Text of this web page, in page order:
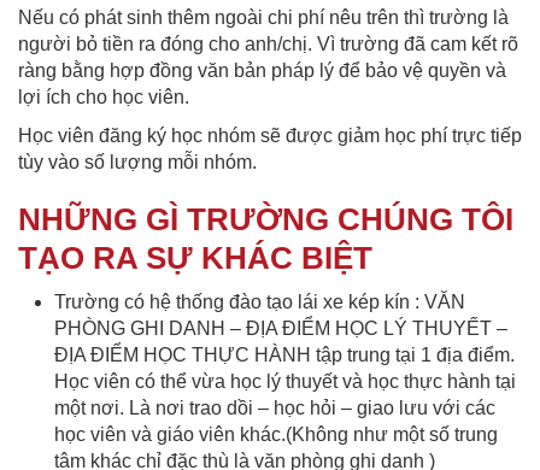
Nếu có phát sinh thêm ngoài chi phí nêu trên thì trường là
người bỏ tiền ra đóng cho anh/chị. Vì trường đã cam kết rõ
ràng bằng hợp đồng văn bản pháp lý để bảo vệ quyền và
lợi ích cho học viên.
Học viên đăng ký học nhóm sẽ được giảm học phí trực tiếp
tùy vào số lượng mỗi nhóm.
NHỮNG GÌ TRƯỜNG CHÚNG TÔI
TẠO RA SỰ KHÁC BIỆT
Trường có hệ thống đào tạo lái xe kép kín : VĂN
PHÒNG GHI DANH – ĐỊA ĐIỂM HỌC LÝ THUYẾT –
ĐỊA ĐIỂM HỌC THỰC HÀNH tập trung tại 1 địa điểm.
Học viên có thể vừa học lý thuyết và học thực hành tại
một nơi. Là nơi trao dồi – học hỏi – giao lưu với các
học viên và giáo viên khác.(Không như một số trung
tâm khác chỉ đặc thù là văn phòng ghi danh )